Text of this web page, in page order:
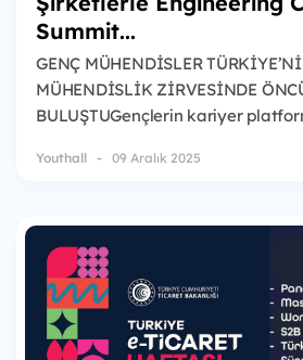
Summit...
GENÇ MÜHENDİSLER
MÜHENDİSLİK ZİRVESİNDE
BULUŞTUGençlerin kariyer
Youthall 09 Aralık 2025